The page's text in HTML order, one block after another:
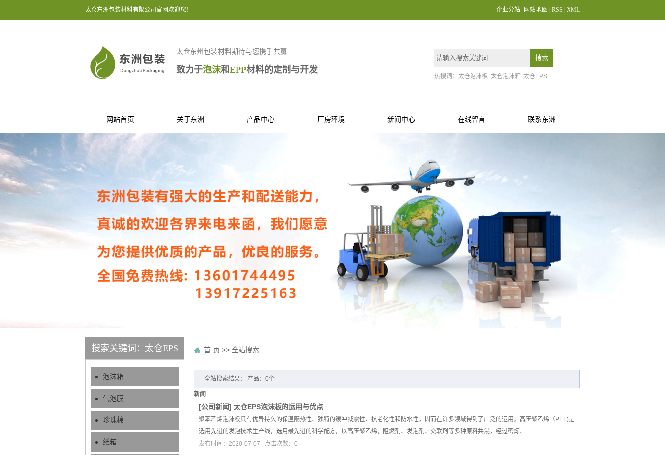
太仓东洲包装材料有限公司官网欢迎您！ 企业分站 网站地图 RSS XML
太仓东州包装材料期待与您携手共赢
致力于泡沫和EPP材料的定制与开发
热搜词： 太仓泡沫板 太仓泡沫箱 太仓EPS
网站首页 关于东洲 产品中心 厂房环境 新闻中心 在线留言 联系东洲
搜索关键词：太仓EPS
泡沫箱
气泡膜
珍珠棉
纸箱
首 页 >> 全站搜索
全站搜索结果： 产品：0个
新闻
[公司新闻] 太仓EPS泡沫板的运用与优点
聚苯乙烯泡沫板具有优异持久的保温隔热性、独特的缓冲减震性、抗老化性和防水性，因而在许多领域得到了广泛的运用。高压聚乙烯（PEF)是
选用先进的发泡技术生产线，选用最先进的科学配方，以高压聚乙烯，阻燃剂、发泡剂、交联剂等多种原料共混，经过密炼、
发布时间：2020-07-07 点击次数：0